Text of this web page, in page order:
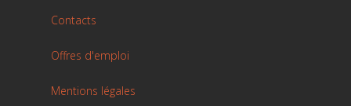
Contacts
Offres d'emploi
Mentions légales